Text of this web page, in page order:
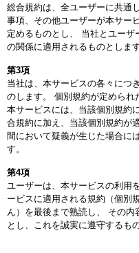
総合規約は、全ユーザーに共通
事項、その他ユーザーが本サー
定めるものとし、 当社とユー
の関係に適用されるものとします
第3項
当社は、本サービスの各々につ
のします。 個別規約が定められ
本サービスには、当該個別規約
合規約に加え、当該個別規約が
間において疑義が生じた場合に
す。
第4項
ユーザーは、本サービスの利用
ービスに適用される規約（個別
ん）を最後まで熟読し、 その
とし、これを誠実に遵守するも